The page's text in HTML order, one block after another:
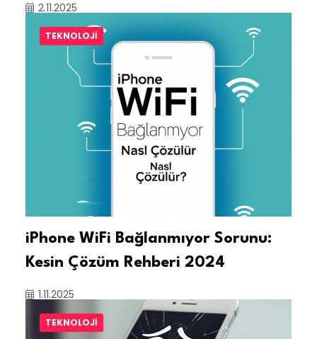
2.11.2025
TEKNOLOJI
iPhone WiFi Bağlanmıyor Sorunu:
Kesin Çözüm Rehberi 2024
1.11.2025
TEKNOLOJI